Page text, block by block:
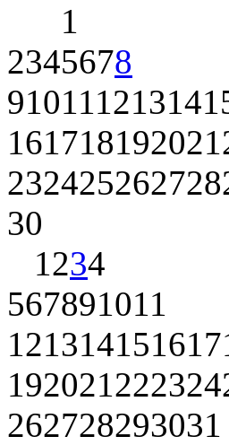
1
2345678
91011121314
161718192021
232425262728
30
1234
567891011
121314151617
192021222324
262728293031